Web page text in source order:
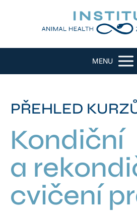
MENU
PŘEHLED
Kondiční
a
cvičení